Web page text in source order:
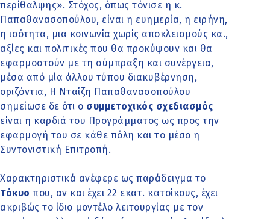
περίθαλψης». Στόχος, όπως τόνισε η κ.
Παπαθανασοπούλου, είναι η ευημερία, η ειρήνη,
η ισότητα, μια κοινωνία χωρίς αποκλεισμούς κα.,
αξίες και πολιτικές που θα προκύψουν και θα
εφαρμοστούν με τη σύμπραξη και συνέργεια,
μέσα από μία άλλου τύπου διακυβέρνηση,
οριζόντια, Η Νταίζη Παπαθανασοπούλου
σημείωσε δε ότι ο συμμετοχικός σχεδιασμός
είναι η καρδιά του Προγράμματος ως προς την
εφαρμογή του σε κάθε πόλη και το μέσο η
Συντονιστική Επιτροπή.
Χαρακτηριστικά ανέφερε ως παράδειγμα το
Τόκυο που, αν και έχει 22 εκατ. κατοίκους, έχει
ακριβώς το ίδιο μοντέλο λειτουργίας με τον